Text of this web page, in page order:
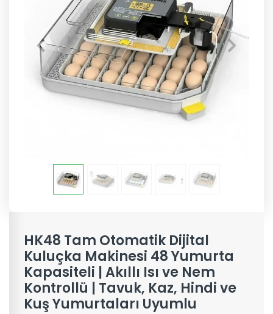
HK48 Tam Otomatik Dijital
Kuluçka Makinesi 48 Yumurta
Kapasiteli | Akıllı Isı ve Nem
Kontrollü | Tavuk, Kaz, Hindi ve
Kuş Yumurtaları Uyumlu